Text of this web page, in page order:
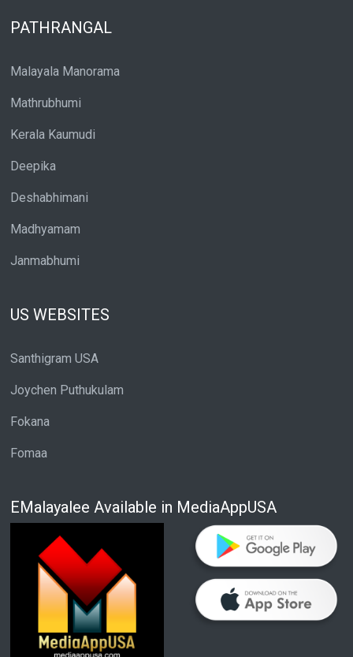
PATHRANGAL
Malayala Manorama
Mathrubhumi
Kerala Kaumudi
Deepika
Deshabhimani
Madhyamam
Janmabhumi
US WEBSITES
Santhigram USA
Joychen Puthukulam
Fokana
Fomaa
EMalayalee Available in MediaAppUSA